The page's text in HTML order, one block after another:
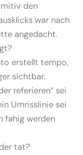
den
war nach
angedacht.
erstellt tempo,
sichtbar.
referieren“ sei
Umrisslinie sei
fahig werden
tat?